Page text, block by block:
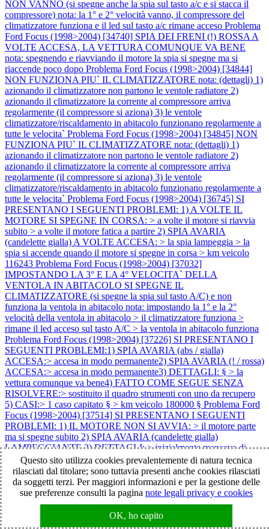
NON VANNO (si spegne anche la spia sul tasto a/c e si stacca il
compressore) nota: la 1° e 2° velocità vanno, il compressore del
climatizzatore funziona e il led sul tasto a/c rimane acceso Problema
Ford Focus (1998>2004) [34740] SPIA DEI FRENI (!) ROSSA A
VOLTE ACCESA, LA VETTURA COMUNQUE VA BENE
nota: spegnendo e riavviando il motore la spia si spegne ma si
riaccende poco dopo Problema Ford Focus (1998>2004) [34844]
NON FUNZIONA PIU` IL CLIMATIZZATORE nota: (dettagli) 1)
azionando il climatizzatore non partono le ventole radiatore 2)
azionando il climatizzatore la corrente al compressore arriva
regolarmente (il compressore si aziona) 3) le ventole
climatizzatore/riscaldamento in abitacolo funzionano regolarmente a
tutte le velocita` Problema Ford Focus (1998>2004) [34845] NON
FUNZIONA PIU` IL CLIMATIZZATORE nota: (dettagli) 1)
azionando il climatizzatore non partono le ventole radiatore 2)
azionando il climatizzatore la corrente al compressore arriva
regolarmente (il compressore si aziona) 3) le ventole
climatizzatore/riscaldamento in abitacolo funzionano regolarmente a
tutte le velocita` Problema Ford Focus (1998>2004) [36745] SI
PRESENTANO I SEGUENTI PROBLEMI: 1) A VOLTE IL
MOTORE SI SPEGNE IN CORSA: > a volte il motore si riavvia
subito > a volte il motore fatica a partire 2) SPIA AVARIA
(candelette gialla) A VOLTE ACCESA: > la spia lampeggia > la
spia si accende quando il motore si spegne in corsa > km veicolo
116243 Problema Ford Focus (1998>2004) [37032]
IMPOSTANDO LA 3° E LA 4° VELOCITA` DELLA
VENTOLA IN ABITACOLO SI SPEGNE IL
CLIMATIZZATORE (si spegne la spia sul tasto A/C) e non
funziona la ventola in abitacolo nota: impostando la 1° e la 2°
velocità della ventola in abitacolo > il climatizzatore funziona >
rimane il led acceso sul tasto A/C > la ventola in abitacolo funziona
Problema Ford Focus (1998>2004) [37226] SI PRESENTANO I
SEGUENTI PROBLEMI:1) SPIA AVARIA (abs / gialla)
ACCESA:> accesa in modo permanente2) SPIA AVARIA (! / rossa)
ACCESA:> accesa in modo permanente3) DETTAGLI: § > la
vettura comunque va bene4) FATTO COME SEGUE SENZA
RISOLVERE:> sostituito il quadro strumenti con uno da recupero
5) CASI:> 1 caso capitato § > km veicolo 180000 § Problema Ford
Focus (1998>2004) [37514] SI PRESENTANO I SEGUENTI
PROBLEMI: 1) IL MOTORE NON SI AVVIA: > il motore parte
ma si spegne subito 2) SPIA AVARIA (candelette gialla)
LAMPEGGIANTE 3) DETTAGLI: > inizialmente mancava di
potenza 4) ATTENZIONE: > il problema è sorto dopo che il veicolo
è rimasto fermo con la batteria scollegata per circa 20 giorni note: 1)
km veicolo 149000Problema Ford Focus (1998>2004) [38002]
NON FUNZIONA LA CHIUSURA CENTRALIZZATA DELLE
telecomando nuovo > il telecomando nuovo non si riesce a
programmare > accendendo e spegnendo il quadro per 4 volte per
Questo sito utilizza cookies prevalentemente di natura tecnica
rilasciati dal titolare; sono tuttavia presenti anche cookies rilasciati
da soggetti terzi. Per maggiori informazioni e per la gestione delle
sue preferenze consulti la pagina note legali privacy e cookies
OK, ho capito